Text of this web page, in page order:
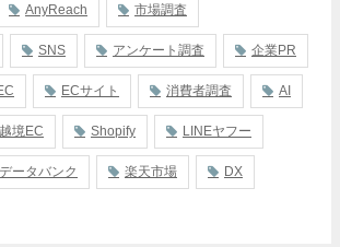
AnyReach 市場調査
SNS アンケート調査 企業PR
ECサイト 消費者調査 AI
越境EC Shopify LINEヤフー
ータバンク 楽天市場 DX